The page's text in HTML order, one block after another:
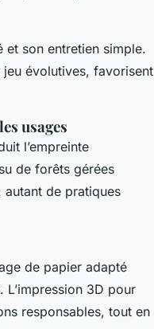
et son entretien simple.
jeu évolutives, favorisent
usages
l’empreinte
de forêts gérées
autant de pratiques
de papier adapté
3D pour
responsables, tout en